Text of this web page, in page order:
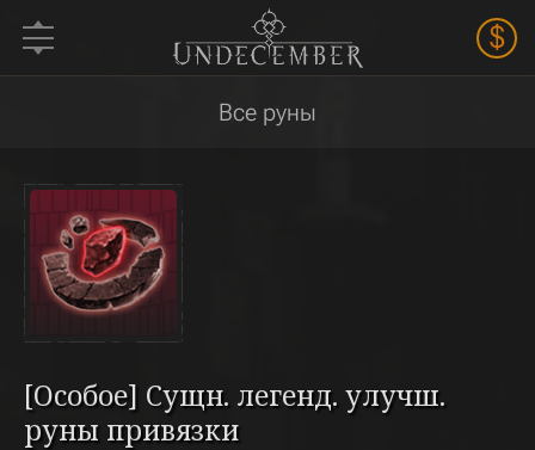
$
Все руны
[Особое] Сущн. легенд. улучш.
руны привязки